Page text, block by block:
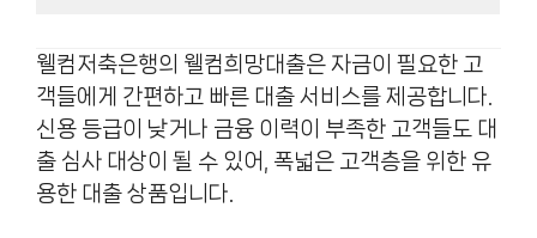
웰컴저축은행의 웰컴희망대출은 자금이 필요한 고
객들에게 간편하고 빠른 대출 서비스를 제공합니다.
신용 등급이 낮거나 금융 이력이 부족한 고객들도 대
출 심사 대상이 될 수 있어, 폭넓은 고객층을 위한 유
용한 대출 상품입니다.